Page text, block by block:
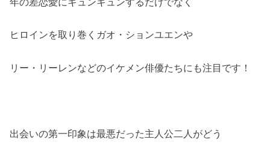
ヒロインを取り巻くガオ・ションユエンや
リー・リーレンなどのイケメン俳優たちにも注目です！
出会いの第一印象は最悪だった主人公二人がどう